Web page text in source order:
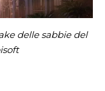
delle sabbie del